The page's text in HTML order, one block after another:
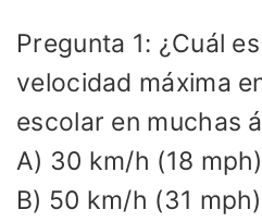
Pregunta 1: ¿Cuál
velocidad máxima
escolar en muchas
A) 30 km/h (18 mph)
B) 50 km/h (31 mph)